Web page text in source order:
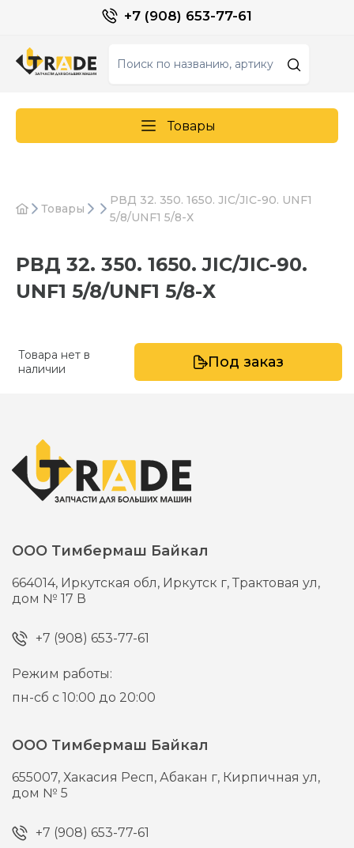
+7 (908) 653-77-61
Товары
Товары
РВД 32. 350. 1650. JIC/JIC-90. UNF1
5/8/UNF1 5/8-Х
РВД 32. 350. 1650. JIC/JIC-90.
UNF1 5/8/UNF1 5/8-Х
Товара нет в
наличии
Под заказ
ООО Тимбермаш Байкал
664014, Иркутская обл, Иркутск г,Трактовая ул,
дом № 17 В
+7 (908) 653-77-61
Режим работы:
пн-сб с 10:00 до 20:00
ООО Тимбермаш Байкал
655007,Хакасия Респ, Абакан г, Кирпичная ул,
дом № 5
+7 (908) 653-77-61